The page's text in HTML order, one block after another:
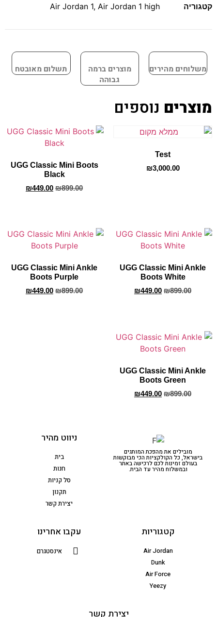
קטגוריה
Air Jordan 1, Air Jordan 1 high
משלוחים מהירים
מוצרים ברמה
גבוהה
תשלום מאובטח
מוצרים נוספים
Test
₪3,000.00
UGG Classic Mini Boots
Black
₪899.00
₪449.00
UGG Classic Mini Ankle
Boots White
₪899.00
₪449.00
UGG Classic Mini Ankle
Boots Purple
₪899.00
₪449.00
UGG Classic Mini Ankle
Boots Green
₪899.00
₪449.00
מובילים את מהפכת המותגים
בישראל, כל הקולקציות הכי מבוקשות
בעולם זמינות לכם לרכישה באתר
ובמשלוח מהיר עד הבית.
ניווט מהיר
בית
חנות
סל קניות
תקנון
יצירת קשר
קטגוריות
Air Jordan
Dunk
Air Force
Yeezy
עקבו אחרינו
אינסטגרם
יצירת קשר